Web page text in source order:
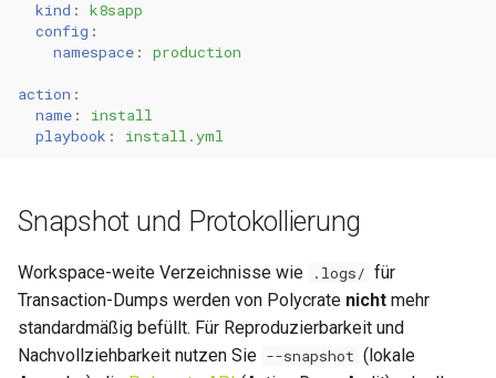
kind :
k8sapp
config :
namespace : production
action :
name :
install
playbook : install.yml
Snapshot und Protokollierung
Workspace-weite Verzeichnisse wie .logs/ für
Transaction-Dumps werden von Polycrate nicht mehr
standardmäßig befüllt. Für Reproduzierbarkeit und
Nachvollziehbarkeit nutzen Sie --snapshot (lokale